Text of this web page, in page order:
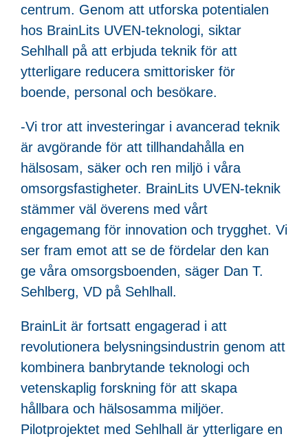
centrum. Genom att utforska potentialen
hos BrainLits UVEN-teknologi, siktar
Sehlhall på att erbjuda teknik för att
ytterligare reducera smittorisker för
boende, personal och besökare.
-Vi tror att investeringar i avancerad teknik
är avgörande för att tillhandahålla en
hälsosam, säker och ren miljö i våra
omsorgsfastigheter. BrainLits UVEN-teknik
stämmer väl överens med vårt
engagemang för innovation och trygghet. Vi
ser fram emot att se de fördelar den kan
ge våra omsorgsboenden, säger Dan T.
Sehlberg, VD på Sehlhall.
BrainLit är fortsatt engagerad i att
revolutionera belysningsindustrin genom att
kombinera banbrytande teknologi och
vetenskaplig forskning för att skapa
hållbara och hälsosamma miljöer.
Pilotprojektet med Sehlhall är ytterligare en